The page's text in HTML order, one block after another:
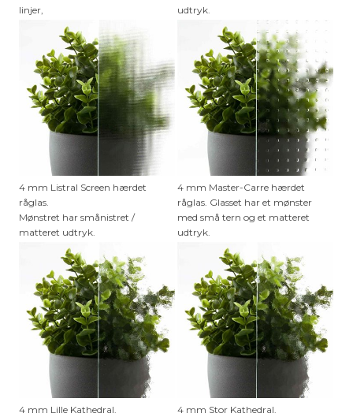
linjer,
udtryk.
4 mm Listral Screen hærdet
råglas.
Mønstret har smånistret /
matteret udtryk.
4 mm Master-Carre hærdet
råglas. Glasset har et mønster
med små tern og et matteret
udtryk.
4 mm Lille Kathedral.
4 mm Stor Kathedral.